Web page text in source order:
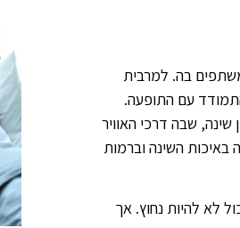
בה. למרבית
עם התופעה.
שבה דרכי האוויר
באיכות השינה וברמות
לא להיות נחוץ. אך